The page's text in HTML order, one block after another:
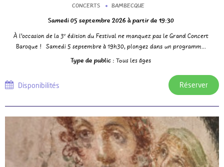
CONCERTS BAMBECQUE
Samedi 05 septembre 2026 à partir de 19:30
À l’occasion de la 3ᵉ édition du Festival ne manquez pas le Grand Concert
Baroque ! Samedi 5 septembre à 19h30, plongez dans un programm...
Type de public : Tous les âges
Disponibilités Réserver